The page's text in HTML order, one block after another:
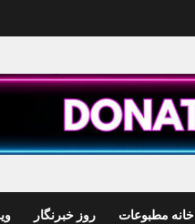
خانه مطبوعات روز خبرنگار